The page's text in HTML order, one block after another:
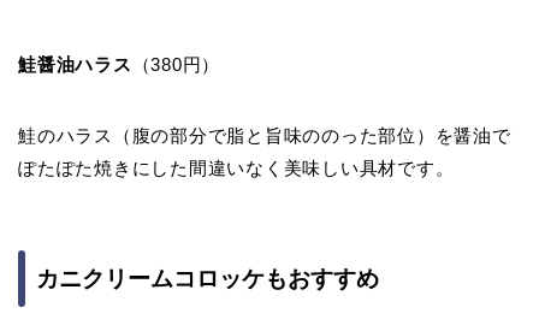
鮭醤油ハラス （380円）
鮭のハラス（腹の部分で脂と旨味ののった部位）を醤油で
ぽたぽた焼きにした間違いなく美味しい具材です。
カニクリームコロッケもおすすめ